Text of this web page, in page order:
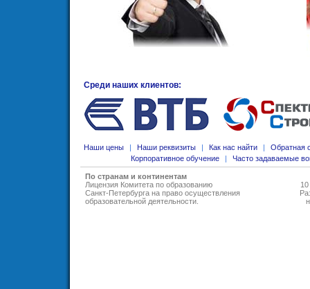
Среди наших клиентов:
Наши цены | Наши реквизиты | Как нас найти |
Обратная
Корпоративное обучение
| Часто задаваемые
По странам и континентам
Лицензия Комитета по образованию
Санкт-Петербурга на право осуществления
образовательной деятельности